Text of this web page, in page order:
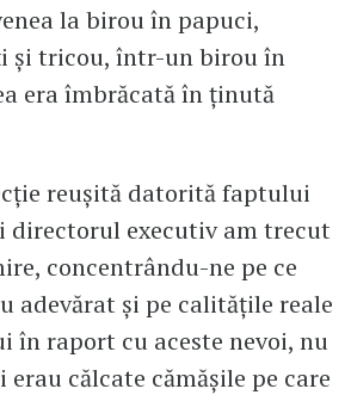
la birou în papuci,
și tricou, într-un birou în
era îmbrăcată în ținută
reușită datorită faptului
directorul executiv am trecut
concentrându-ne pe ce
adevărat și pe calitățile reale
în raport cu aceste nevoi, nu
călcate cămășile pe care